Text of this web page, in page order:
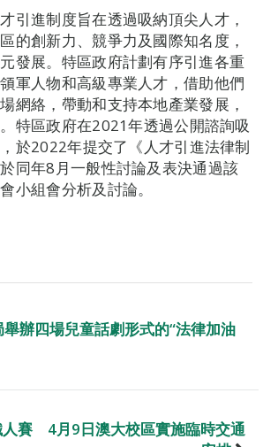
引進制度旨在透過吸納頂尖人才，
的創新力、競爭力及國際知名度，
發展。特區政府計劃有序引進各重
軍人物和高級專業人才，借助他們
網絡，帶動和支持本地產業發展，
特區政府在2021年透過公開諮詢吸
於2022年提交了《人才引進法律制
同年8月一般性討論及表決通過該
小組會分析及討論。
辦四場兒童話劇形式的“法律加油
人賽 4月9日澳大校區實施臨時交通